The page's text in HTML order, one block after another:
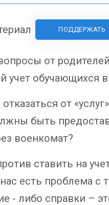
ПОДДЕРЖАТЬ
от
учет обучающихся
от
быть
военкомат?
ставить на
есть проблема с
- либо справки –